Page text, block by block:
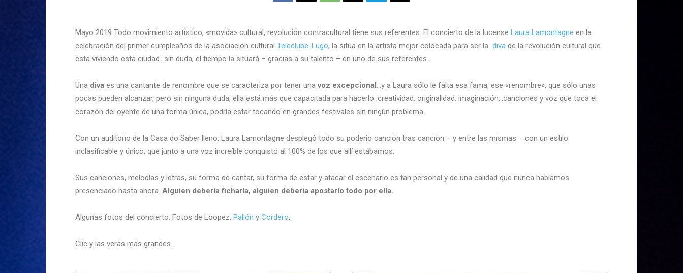
Mayo 2019 Todo movimiento artístico, «movida» cultural, revolución contracultural tiene sus referentes. El concierto de la lucense Laura Lamontagne en la
celebración del primer cumpleaños de la asociación cultural Teleclube-Lugo, la sitúa en la artista mejor colocada para ser la diva de la revolución cultural que
está viviendo esta ciudad…sin duda, el tiempo la situará – gracias a su talento – en uno de sus referentes.
Una diva es una cantante de renombre que se caracteriza por tener unavoz excepcional…y a Laura sólo le falta esa fama, ese «renombre», que sólo unas
pocas pueden alcanzar, pero sin ninguna duda, ella está más que capacitada para hacerlo: creatividad, originalidad, imaginación…canciones y voz que toca el
corazón del oyente de una forma única, podría estar tocando en grandes festivales sin ningún problema.
Con un auditorio de la Casa do Saber lleno, Laura Lamontagne desplegó todo su poderío canción tras canción – y entre las mismas – con un estilo
inclasificable y único, que junto a una voz increíble conquistó al 100% de los que allí estábamos.
Sus canciones, melodías y letras, su forma de cantar, su forma de estar y atacar el escenario es tan personal y de una calidad que nunca habíamos
presenciado hasta ahora. Alguien debería ficharla, alguien debería apostarlo todo por ella.
Algunas fotos del concierto. Fotos de Loopez, Pallón y Cordero.
Clic y las verás más grandes.